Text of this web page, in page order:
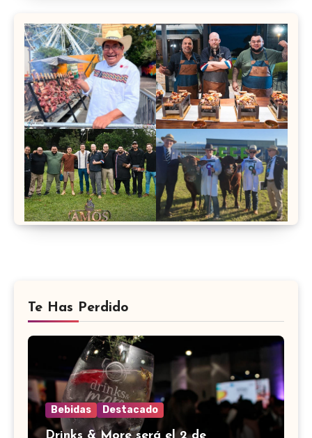
Te Has Perdido
Bebidas Destacado